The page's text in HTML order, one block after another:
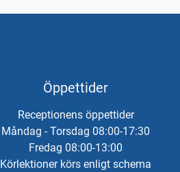
Öppettider
Receptionens öppettider
Måndag - Torsdag 08:00-17:30
Fredag 08:00-13:00
Körlektioner körs enligt schema